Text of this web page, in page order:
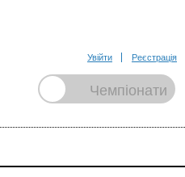
Увійти Реєстрація